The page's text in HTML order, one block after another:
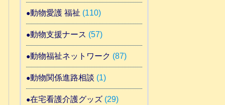
動物愛護 福祉 (110)
動物支援ナース (57)
動物福祉ネットワーク (87)
動物関係進路相談 (1)
在宅看護介護グッズ(29)